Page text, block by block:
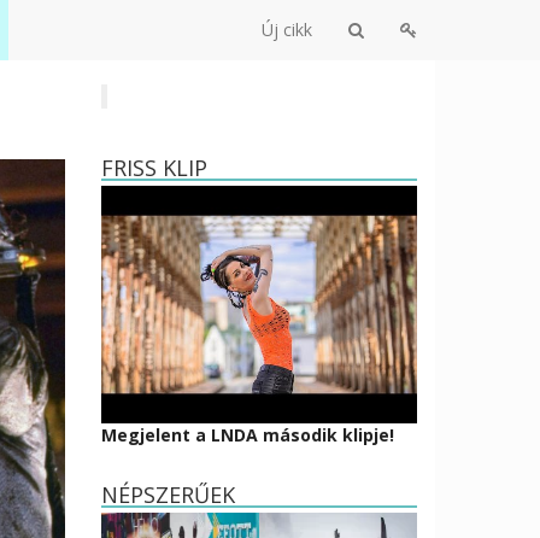
Új cikk
FRISS KLIP
Megjelent a LNDA második klipje!
NÉPSZERŰEK